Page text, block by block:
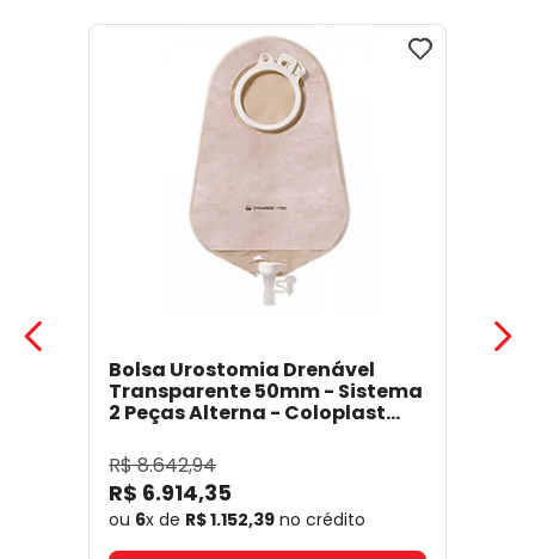
Bolsa Urostomia Drenável
Transparente 50mm - Sistema
2 Peças Alterna - Coloplast
R$8.642,94
R$ 6.914,35
ou 6x de R$1.152,39 no crédito